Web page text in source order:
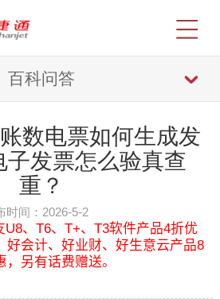
百科问答
数电票如何生成发
子发票怎么验真查
重？
时间：2026-5-2
、T6、T+、T3软件产品4折优
好会计、好业财、好生意云产品8
，另有话费赠送。